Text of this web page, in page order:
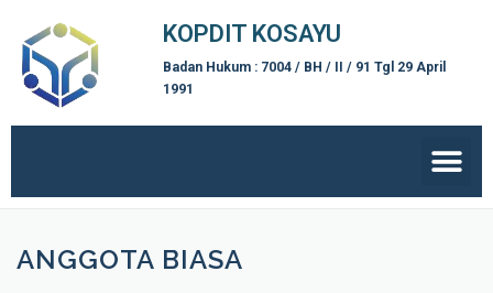
KOPDIT KOSAYU
Badan Hukum : 7004 / BH / II / 91 Tgl 29 April
1991
ANGGOTA BIASA